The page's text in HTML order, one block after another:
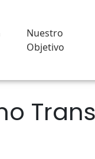
Nuestro
Objetivo